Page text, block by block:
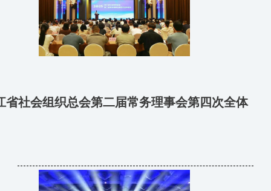
省社会组织总会第二届常务理事会第四次全体